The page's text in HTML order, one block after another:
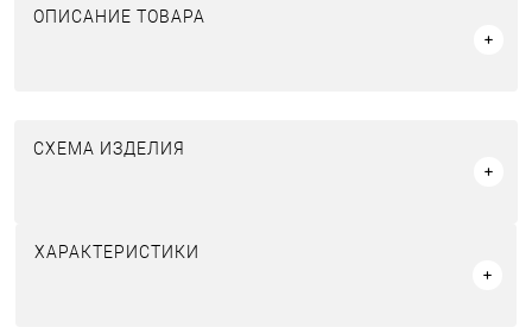
ОПИСАНИЕ ТОВАРА
СХЕМА ИЗДЕЛИЯ
ХАРАКТЕРИСТИКИ